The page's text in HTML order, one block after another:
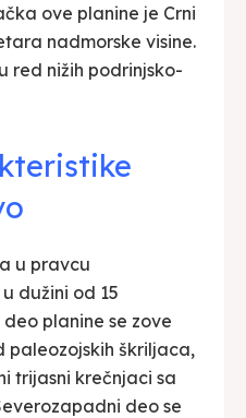
ove planine je Crni
nadmorske visine.
red nižih podrinjsko-
u pravcu
dužini od 15
planine se zove
paleozojskih škriljaca,
trijasni krečnjaci sa
deo se